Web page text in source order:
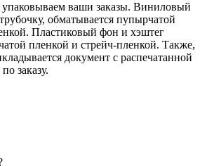
ваши заказы. Виниловый
обматывается пупырчатой
Пластиковый фон и хэштег
пленкой и стрейч-пленкой. Также,
документ с распечатанной
заказу.